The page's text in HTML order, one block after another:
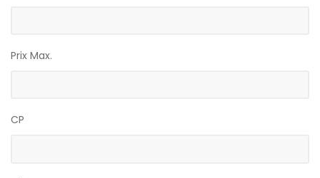
Prix Max.
CP